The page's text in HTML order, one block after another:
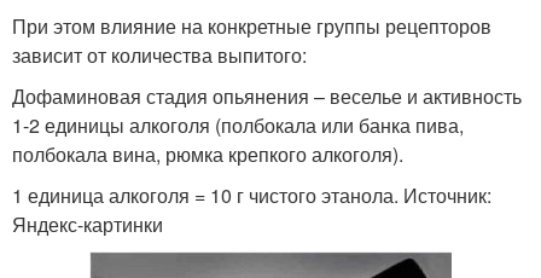
При этом влияние на конкретные группы рецепторов
зависит от количества выпитого:
Дофаминовая стадия опьянения – веселье и активность
1-2 единицы алкоголя (полбокала или банка пива,
полбокала вина, рюмка крепкого алкоголя).
1 единица алкоголя = 10 г чистого этанола. Источник:
Яндекс-картинки